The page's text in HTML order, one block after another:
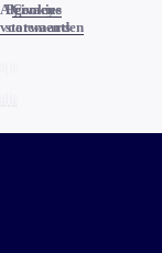
Algemene
voorwaarden
Privacy
statements
Cookies